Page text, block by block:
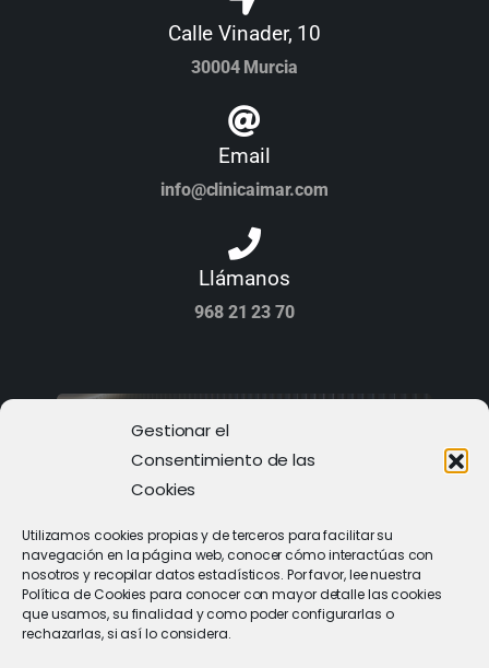
Gestionar el
Consentimiento de las
Cookies
Utilizamos cookies propias y de terceros para facilitar su
navegación en la página web, conocer cómo interactúas con
nosotros y recopilar datos estadísticos. Por favor, lee nuestra
Política de Cookies para conocer con mayor detalle las cookies
que usamos, su finalidad y como poder configurarlas o
rechazarlas, si así lo considera.
Calle Vinader, 10
30004 Murcia
Email
info@clinicaimar.com
Llámanos
968 21 23 70
PIDE CITA